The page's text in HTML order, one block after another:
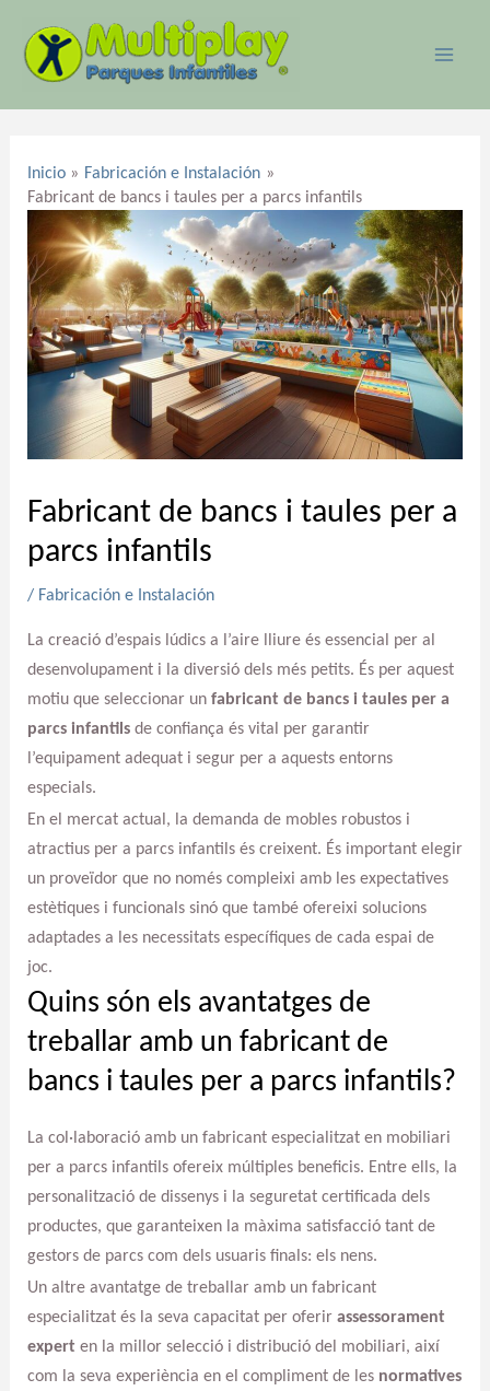
contenido
Inicio
Fabricación e Instalación
Fabricant de bancs i taules per a parcs infantils
Fabricant de bancs i taules per a
parcs infantils
/ Fabricación e Instalación
La creació d’espais lúdics a l’aire lliure és essencial per al
desenvolupament i la diversió dels més petits. És per aquest
motiu que seleccionar un fabricant de bancs i taules per a
parcs infantilsde confiança és vital per garantir
l’equipament adequat i segur per a aquests entorns
especials.
En el mercat actual, la demanda de mobles robustos i
atractius per a parcs infantils és creixent. És important elegir
un proveïdor que no només compleixi amb les expectatives
estètiques i funcionals sinó que també ofereixi solucions
adaptades a les necessitats específiques de cada espai de
joc.
Quins són els avantatges de
treballar amb un fabricant de
bancs i taules per a parcs infantils?
La col·laboració amb un fabricant especialitzat en mobiliari
per a parcs infantils ofereix múltiples beneficis. Entre ells, la
personalització de dissenys i la seguretat certificada dels
productes, que garanteixen la màxima satisfacció tant de
gestors de parcs com dels usuaris finals: els nens.
Un altre avantatge de treballar amb un fabricant
especialitzat és la seva capacitat per oferir assessorament
expert en la millor selecció i distribució del mobiliari, així
com la seva experiència en el compliment de les normatives
entradas